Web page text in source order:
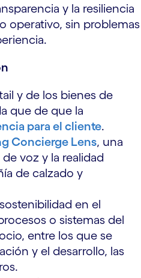
y la resiliencia
operativo, sin problemas
y de los bienes de
que de que la
para el cliente.
Concierge Lens, una
voz y la realidad
de calzado y
en el
o sistemas del
entre los que se
y el desarrollo, las